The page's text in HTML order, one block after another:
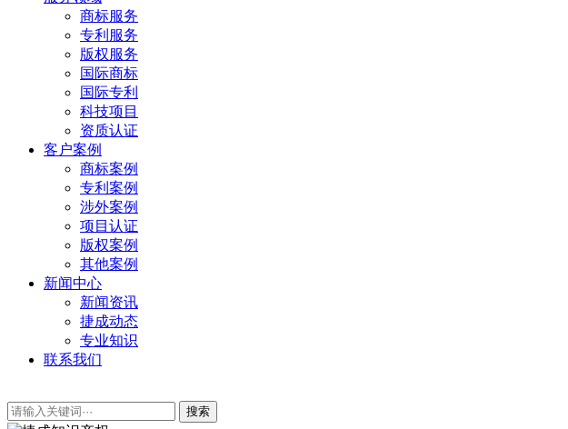
商标服务
专利服务
版权服务
国际商标
国际专利
科技项目
资质认证
客户案例
商标案例
专利案例
涉外案例
项目认证
版权案例
其他案例
新闻中心
新闻资讯
捷成动态
专业知识
联系我们
搜索